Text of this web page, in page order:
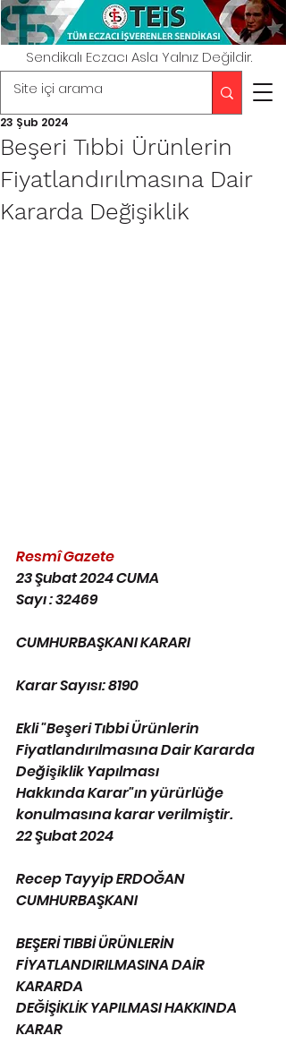
Sendikalı Eczacı Asla Yalnız Değildir.
Beşeri Tıbbi Ürünlerin
Fiyatlandırılmasına Dair
Kararda Değişiklik
23 Şub 2024
Resmî Gazete
23 Şubat 2024 CUMA
Sayı : 32469
CUMHURBAŞKANI KARARI
Karar Sayısı: 8190
Ekli "Beşeri Tıbbi Ürünlerin
Fiyatlandırılmasına Dair Kararda
Değişiklik Yapılması
Hakkında Karar"ın yürürlüğe
konulmasına karar verilmiştir.
22 Şubat 2024
Recep Tayyip ERDOĞAN
CUMHURBAŞKANI
BEŞERİ TIBBİ ÜRÜNLERİN
FİYATLANDIRILMASINA DAİR
KARARDA
DEĞİŞİKLİK YAPILMASI HAKKINDA
KARAR